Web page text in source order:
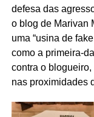
defesa das
o blog de Marivan
uma “usina de
como a primeira-
contra o
nas proximidades